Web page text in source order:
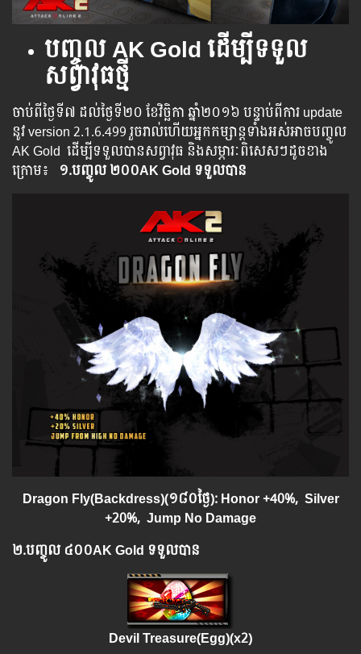
បញ្ចូលAK Gold ដើម្បីទទួល
សព្វាវុធថ្មី
ចាប់​ពី​ថ្ងៃ​ទី​៧ ដល់​​​ថ្ងៃ​​ទី២០ ខែវិច្ឆិកា ឆ្នាំ​២០១៦ បន្ទាប់​​ពី​​ការ ​update ​
នូវ ​version 2.1.6.499 រួច​​រាល់​​ហើយ​​អ្នក​​កម្សាន្ដ​​ទាំង​​អស់​​អាច​​បញ្ចូល​
AK Gold ​​ ​ដើម្បី​​ទទួល​​បាន​សព្វាវុធ​ និង​​សម្ភារៈ​ពិសេស​ៗ​ដូច​ខាង​
ក្រោម៖​ ១.​បញ្ចូល២០០AK Gold ទទួលបាន
Dragon Fly(Backdress)(១៨០ថ្ងៃ): Honor +40%, Silver
+20%, Jump No Damage
២.​បញ្ចូល ៤០០AK Gold ទទួលបាន
Devil Treasure(Egg)(x2)